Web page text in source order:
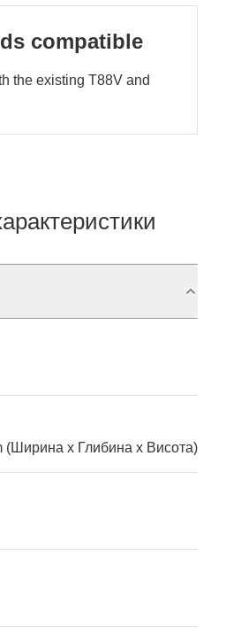
compatible
the existing T88V and
(Ширина x Глибина x Висота)